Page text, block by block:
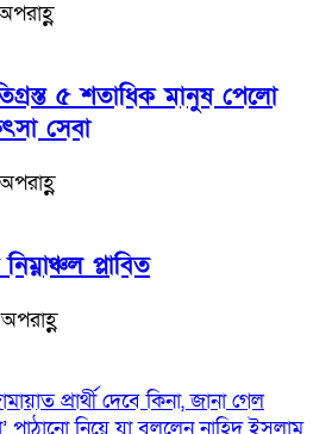
৫ শতাধিক মানুষ পেলো
সেবা
প্লাবিত
প্রার্থী দেবে কিনা, জানা গেল